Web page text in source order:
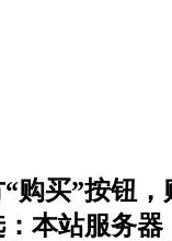
购买”按钮
本站服务